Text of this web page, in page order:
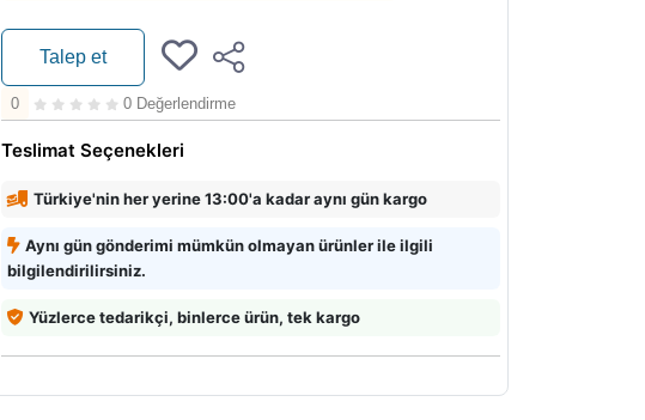
Talep et
0 0 Değerlendirme
Teslimat Seçenekleri
Türkiye'nin her yerine 13:00'a kadar aynı gün kargo
Aynı gün gönderimi mümkün olmayan ürünler ile ilgili
bilgilendirilirsiniz.
Yüzlerce tedarikçi, binlerce ürün, tek kargo